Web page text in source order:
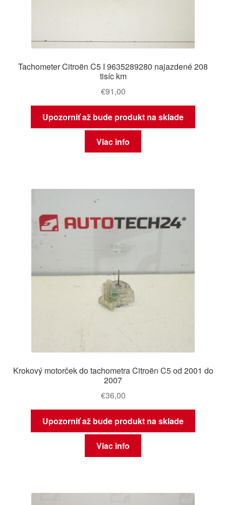
Tachometer Citroën C5 I 9635289280 najazdené 208
tisíc km
€91,00
Upozorniť až bude produkt na sklade
Viac info
Krokový motorček do tachometra Citroën C5 od 2001 do
2007
€36,00
Upozorniť až bude produkt na sklade
Viac info